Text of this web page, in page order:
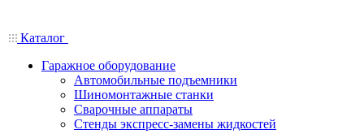
Каталог
Гаражное оборудование
Автомобильные подъемники
Шиномонтажные станки
Сварочные аппараты
Стенды экспресс-замены жидкостей